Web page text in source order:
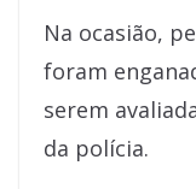
Na ocasião,
foram
serem
da polícia.